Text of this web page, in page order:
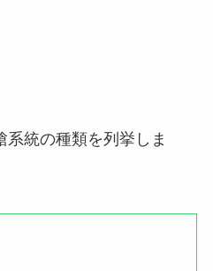
系統の種類を列挙しま